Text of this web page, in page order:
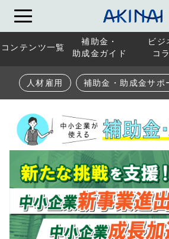
コンテンツ一覧
補助金・
助成金ガイド
ビジ
コ
人材雇用 補助金・助成金サポ